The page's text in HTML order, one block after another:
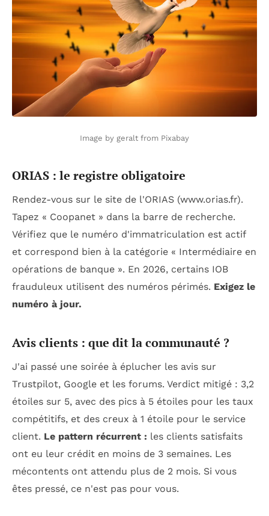
Image by geralt from Pixabay
ORIAS : le registre obligatoire
Rendez-vous sur le site de l'ORIAS (www.orias.fr).
Tapez « Coopanet » dans la barre de recherche.
Vérifiez que le numéro d'immatriculation est actif
et correspond bien à la catégorie « Intermédiaire en
opérations de banque ». En 2026, certains IOB
frauduleux utilisent des numéros périmés. Exigez le
numéro à jour.
Avis clients : que dit la communauté ?
J'ai passé une soirée à éplucher les avis sur
Trustpilot, Google et les forums. Verdict mitigé : 3,2
étoiles sur 5, avec des pics à 5 étoiles pour les taux
compétitifs, et des creux à 1 étoile pour le service
client. Le pattern récurrent : les clients satisfaits
ont eu leur crédit en moins de 3 semaines. Les
mécontents ont attendu plus de 2 mois. Si vous
êtes pressé, ce n'est pas pour vous.